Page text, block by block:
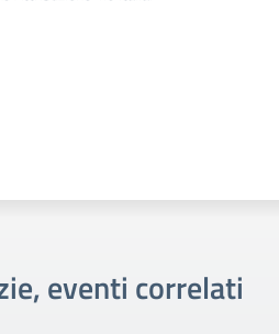
eventi correlati